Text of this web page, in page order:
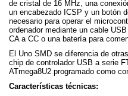
de cristal de 16 MHz, una
un encabezado ICSP y un botón
necesario para operar el
ordenador mediante un cable
CA a CC o una batería para
El Uno SMD se diferencia de
chip de controlador USB a serie
ATmega8U2 programado como
Características técnicas: